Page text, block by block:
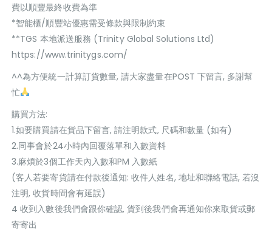
費以順豐最終收費為準
*智能櫃/順豐站優惠需受條款與限制約束
**TGS 本地派送服務 (Trinity Global Solutions Ltd)
https://www.trinitygs.com/
^^為方便統一計算訂貨數量, 請大家盡量在POST 下留言, 多謝幫
忙
購買方法:
1.如要購買請在貨品下留言, 請注明款式, 尺碼和數量 (如有)
2.同事會於24小時內回覆落單和入數資料
3.麻煩於3個工作天內入數和PM 入數紙
(客人若要寄貨請在付款後通知: 收件人姓名, 地址和聯絡電話, 若沒
注明, 收貨時間會有延誤)
4 收到入數後我們會跟你確認, 貨到後我們會再通知你來取貨或郵
寄寄出